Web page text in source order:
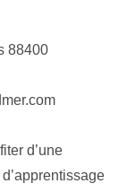
88400
d’une